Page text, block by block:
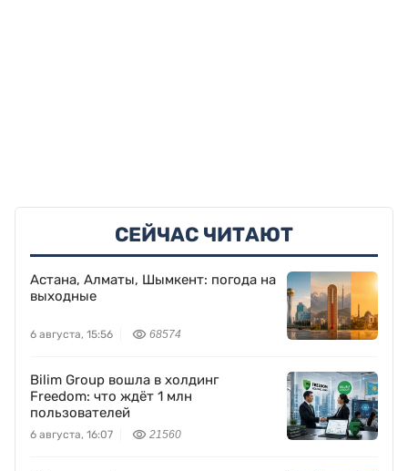
СЕЙЧАС ЧИТАЮТ
Астана, Алматы, Шымкент: погода на
выходные
6 августа, 15:56 68574
Bilim Group вошла в холдинг
Freedom: что ждёт 1 млн
пользователей
6 августа, 16:07 21560